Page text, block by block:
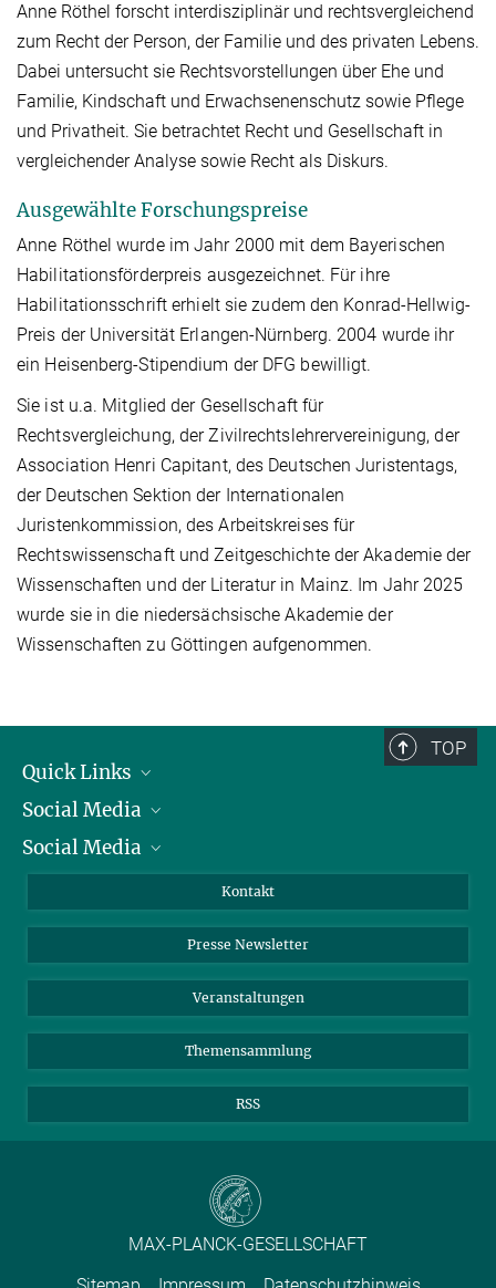
Anne Röthel forscht interdisziplinär und rechtsvergleichend
zum Recht der Person, der Familie und des privaten Lebens.
Dabei untersucht sie Rechtsvorstellungen über Ehe und
Familie, Kindschaft und Erwachsenenschutz sowie Pflege
und Privatheit. Sie betrachtet Recht und Gesellschaft in
vergleichender Analyse sowie Recht als Diskurs.
Ausgewählte Forschungspreise
Anne Röthel wurde im Jahr 2000 mit dem Bayerischen
Habilitationsförderpreis ausgezeichnet. Für ihre
Habilitationsschrift erhielt sie zudem den Konrad-Hellwig-
Preis der Universität Erlangen-Nürnberg. 2004 wurde ihr
ein Heisenberg-Stipendium der DFG bewilligt.
Sie ist u.a. Mitglied der Gesellschaft für
Rechtsvergleichung, der Zivilrechtslehrervereinigung, der
Association Henri Capitant, des Deutschen Juristentags,
der Deutschen Sektion der Internationalen
Juristenkommission, des Arbeitskreises für
Rechtswissenschaft und Zeitgeschichte der Akademie der
Wissenschaften und der Literatur in Mainz. Im Jahr 2025
wurde sie in die niedersächsische Akademie der
Wissenschaften zu Göttingen aufgenommen.
TOP
Quick Links
Präsident
Zahlen und Fakten
Meldestelle Fehlverhalten
Social Media
Bluesky
Social Media
YouTube
Kontakt
Presse Newsletter
Veranstaltungen
Themensammlung
RSS
MAX-PLANCK-GESELLSCHAFT